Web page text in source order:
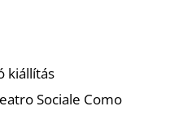
kiállítás
Sociale Como